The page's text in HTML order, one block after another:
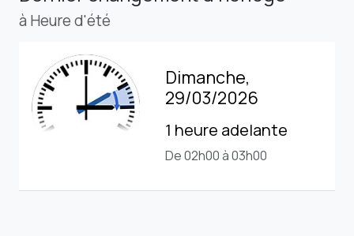
à Heure d'été
Dimanche,
29/03/2026
1 heure adelante
De 02h00 à 03h00